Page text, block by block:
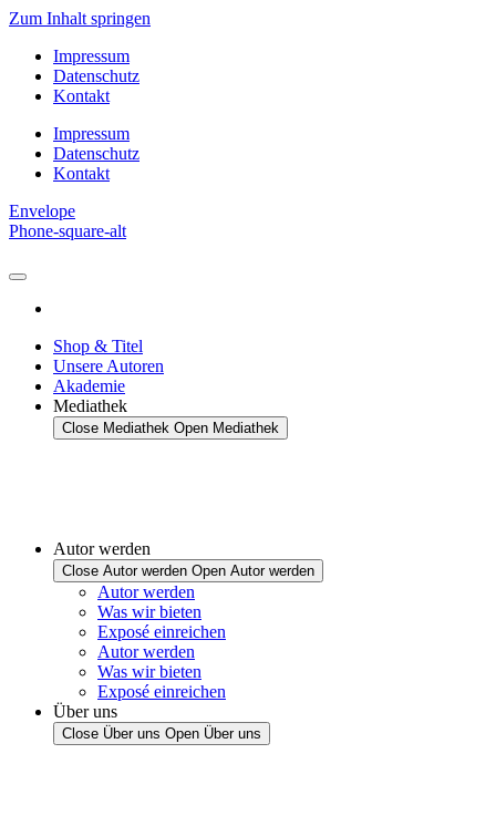
Zum Inhalt springen
Impressum
Datenschutz
Kontakt
Impressum
Datenschutz
Kontakt
Envelope
Phone-square-alt
Shop & Titel
Unsere Autoren
Akademie
Mediathek
Close Mediathek Open Mediathek
Autor werden
Close Autor werden Open Autor werden
Autor werden
Was wir bieten
Exposé einreichen
Autor werden
Was wir bieten
Exposé einreichen
Über uns
Close Über uns Open Über uns